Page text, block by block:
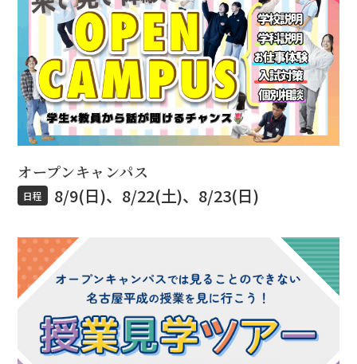
オープンキャンパス
日程 8/9(日)、8/22(土)、8/23(日)